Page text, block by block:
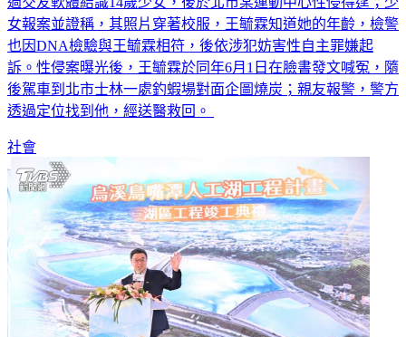
女報案並證稱，其照片穿著校服，王毓霖知道她的年齡，檢警
也因DNA檢驗與王毓霖相符，後依涉犯妨害性自主罪嫌起
訴。性侵案曝光後，王毓霖於同年6月1日在臉書發文喊冤，隨
後駕車到北市士林一處釣蝦場對面企圖燒炭；親友報警，警方
透過定位找到他，經送醫救回。
社會